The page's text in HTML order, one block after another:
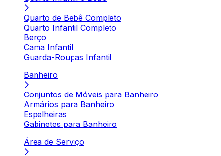
Quarto de Bebê Completo
Quarto Infantil Completo
Berço
Cama Infantil
Guarda-Roupas Infantil
Banheiro
Conjuntos de Móveis para Banheiro
Armários para Banheiro
Espelheiras
Gabinetes para Banheiro
Área de Serviço